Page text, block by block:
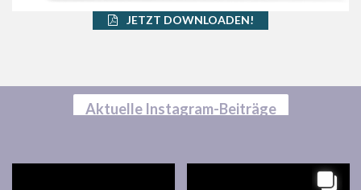
JETZT DOWNLOADEN!
Aktuelle Instagram-Beiträge